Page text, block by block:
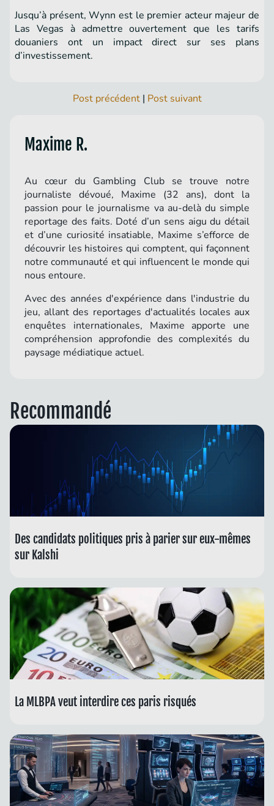
Jusqu’à présent, Wynn est le premier acteur majeur de
Las Vegas à admettre ouvertement que les tarifs
douaniers ont un impact direct sur ses plans
d’investissement.
Post précédent| Post suivant
Maxime R.
Au cœur du Gambling Club se trouve notre
journaliste dévoué, Maxime (32 ans), dont la
passion pour le journalisme va au-delà du simple
reportage des faits. Doté d’un sens aigu du détail
et d’une curiosité insatiable, Maxime s’efforce de
découvrir les histoires qui comptent, qui façonnent
notre communauté et qui influencent le monde qui
nous entoure.
Avec des années d'expérience dans l'industrie du
jeu, allant des reportages d'actualités locales aux
enquêtes internationales, Maxime apporte une
compréhension approfondie des complexités du
paysage médiatique actuel.
Recommandé
Des candidats politiques pris à parier sur eux-mêmes
sur Kalshi
La MLBPA veut interdire ces paris risqués